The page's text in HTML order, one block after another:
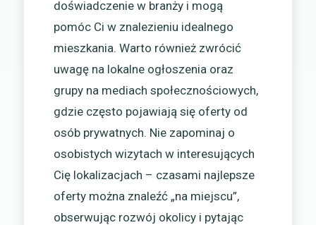
doświadczenie w branży i mogą
pomóc Ci w znalezieniu idealnego
mieszkania. Warto również zwrócić
uwagę na lokalne ogłoszenia oraz
grupy na mediach społecznościowych,
gdzie często pojawiają się oferty od
osób prywatnych. Nie zapominaj o
osobistych wizytach w interesujących
Cię lokalizacjach – czasami najlepsze
oferty można znaleźć „na miejscu”,
obserwując rozwój okolicy i pytając